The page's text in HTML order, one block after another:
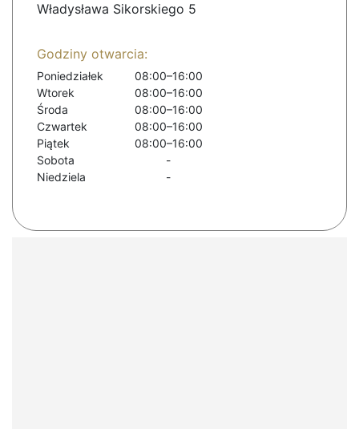
Władysława Sikorskiego 5
Godziny otwarcia:
Poniedziałek
08:00–16:00
Wtorek
08:00–16:00
Środa
08:00–16:00
Czwartek
08:00–16:00
Piątek
08:00–16:00
Sobota
-
Niedziela
-